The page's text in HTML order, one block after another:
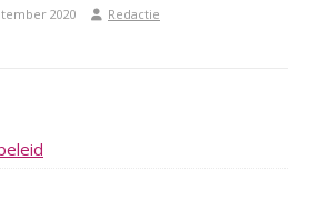
2020 Redactie